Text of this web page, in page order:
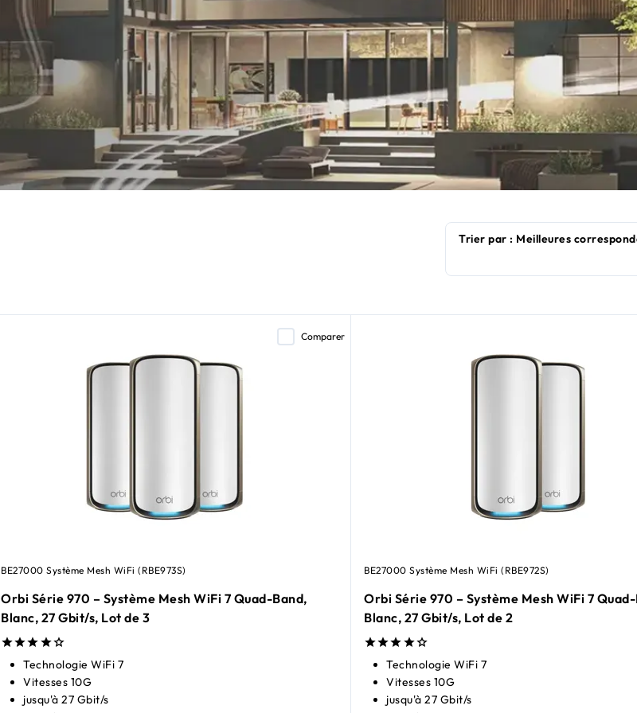
Comparer
BE27000 Système Mesh WiFi (RBE973S)
Orbi Série 970 – Système Mesh WiFi 7 Quad-Band,
Blanc, 27 Gbit/s, Lot de 3
Technologie WiFi 7
Vitesses 10G
jusqu'à 27 Gbit/s
BE27000 Système Mesh WiFi (RBE972S)
Orbi Série 970 – Système Mesh WiFi 7
Blanc, 27 Gbit/s, Lot de 2
Technologie WiFi 7
Vitesses 10G
jusqu'à 27 Gbit/s